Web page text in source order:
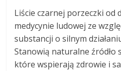
Liście czarnej porzeczki od
medycynie ludowej ze
substancji o silnym
Stanowią naturalne źródło
które wspierają zdrowie i